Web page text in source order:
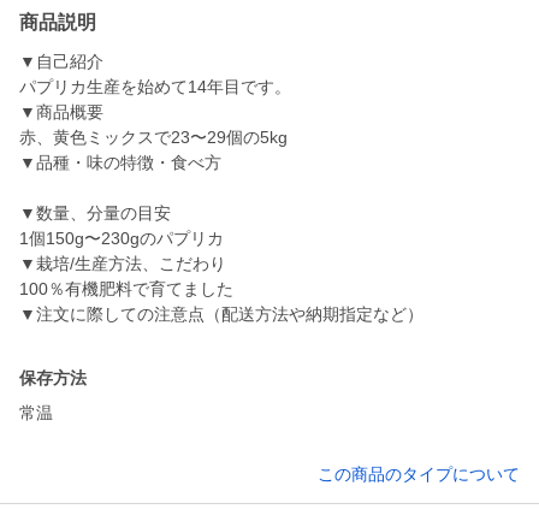
商品説明
▼自己紹介
パプリカ生産を始めて14年目です。
▼商品概要
赤、黄色ミックスで23〜29個の5kg
▼品種・味の特徴・食べ方
▼数量、分量の目安
1個150g〜230gのパプリカ
▼栽培/生産方法、こだわり
100％有機肥料で育てました
▼注文に際しての注意点（配送方法や納期指定など）
保存方法
常温
この商品のタイプについて